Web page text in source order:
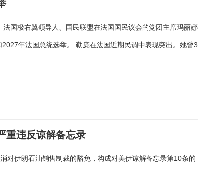
法国极右翼领导人、国民联盟在法国国民议会的党团主席玛丽娜
年法国总统选举。 勒庞在法国近期民调中表现突出。她曾3
重违反谅解备忘录
对伊朗石油销售制裁的豁免，构成对美伊谅解备忘录第10条的